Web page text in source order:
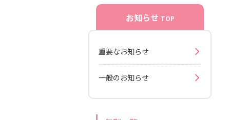
お知らせ TOP
重要なお知らせ
一般のお知らせ